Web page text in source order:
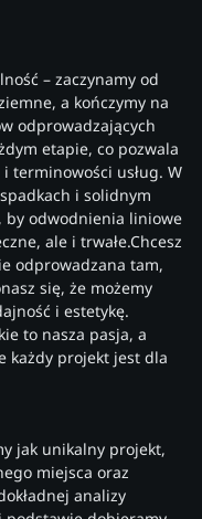
– zaczynamy od
a kończymy na
odprowadzających
etapie, co pozwala
terminowości usług. W
i solidnym
by odwodnienia liniowe
ale i trwałe.Chcesz
odprowadzana tam,
się, że możemy
i estetykę.
to nasza pasja, a
każdy projekt jest dla
jak unikalny projekt,
miejsca oraz
analizy